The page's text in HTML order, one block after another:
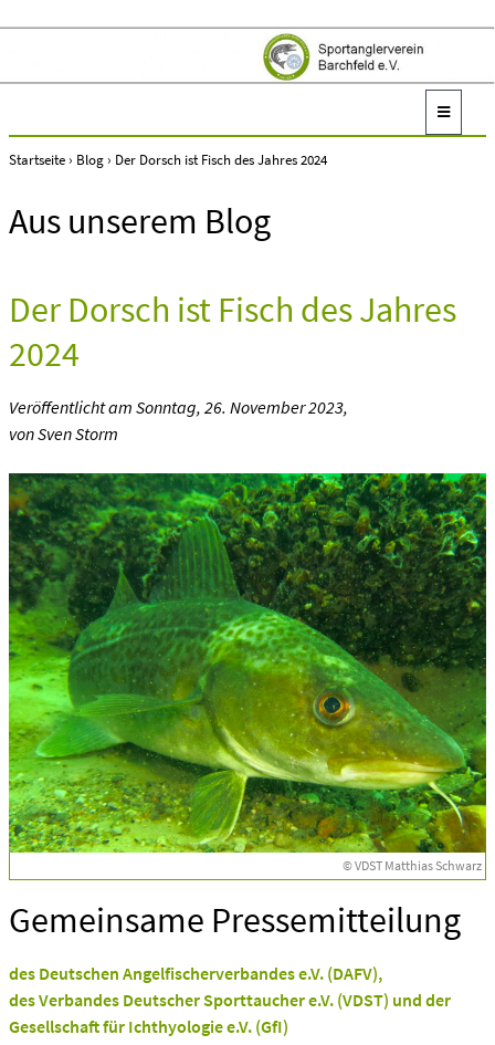
Startseite› Blog› Der Dorsch ist Fisch des Jahres 2024
Aus unserem Blog
Der Dorsch ist Fisch des Jahres
2024
Veröffentlicht am Sonntag, 26. November 2023,
von Sven Storm
© VDST Matthias Schwarz
Gemeinsame Pressemitteilung
des Deutschen Angelfischerverbandes e.V. (DAFV),
des Verbandes Deutscher Sporttaucher e.V. (VDST) und der
Gesellschaft für Ichthyologie e.V. (GfI)